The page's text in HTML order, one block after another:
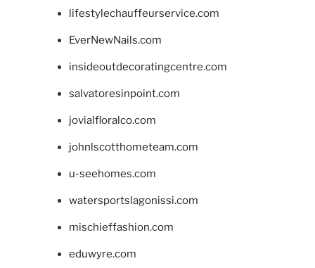
lifestylechauffeurservice.com
EverNewNails.com
insideoutdecoratingcentre.com
salvatoresinpoint.com
jovialfloralco.com
johnlscotthometeam.com
u-seehomes.com
watersportslagonissi.com
mischieffashion.com
eduwyre.com